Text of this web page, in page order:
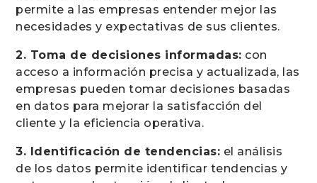
permite a las empresas entender mejor las
necesidades y expectativas de sus clientes.
2. Toma de decisiones informadas: con
acceso a información precisa y actualizada, las
empresas pueden tomar decisiones basadas
en datos para mejorar la satisfacción del
cliente y la eficiencia operativa.
3. Identificación de tendencias: el análisis
de los datos permite identificar tendencias y